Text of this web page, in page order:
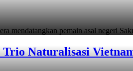
mendatangkan pemain asal negeri
Naturalisasi